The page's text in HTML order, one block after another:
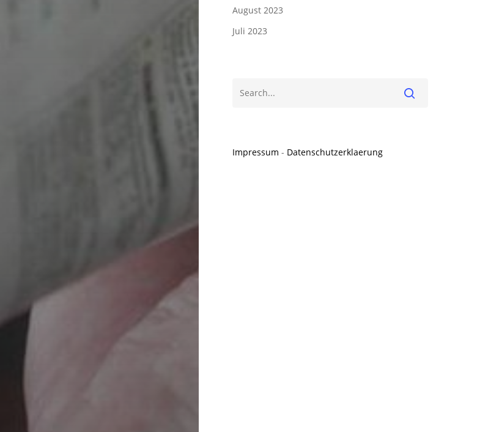
August 2023
Juli 2023
Impressum - Datenschutzerklaerung